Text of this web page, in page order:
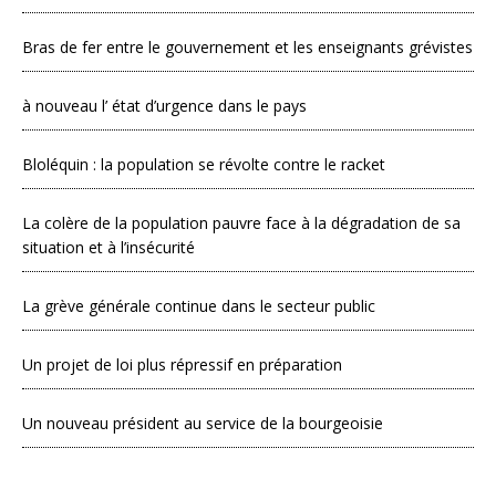
Bras de fer entre le gouvernement et les enseignants grévistes
à nouveau l’ état d’urgence dans le pays
Bloléquin : la population se révolte contre le racket
La colère de la population pauvre face à la dégradation de sa
situation et à l’insécurité
La grève générale continue dans le secteur public
Un projet de loi plus répressif en préparation
Un nouveau président au service de la bourgeoisie